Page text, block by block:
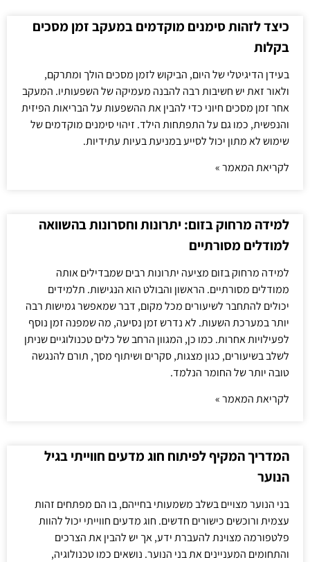
כיצד לזהות סימנים מוקדמים במעקב זמן מסכים
בקלות
בעידן הדיגיטלי של היום, הביקוש לזמן מסכים הולך ומתרקם,
ולאור זאת יש חשיבות רבה להבנה מעמיקה של השפעותיו. המעקב
אחר זמן מסכים חיוני כדי להבין את ההשפעות על הבריאות הפיזית
והנפשית, כמו גם על התפתחות הילד. זיהוי סימנים מוקדמים של
שימוש לא מתון יכול לסייע במניעת בעיות עתידיות.
לקריאת המאמר »
למידה מרחוק בזום: יתרונות וחסרונות בהשוואה
למודלים מסורתיים
למידה מרחוק בזום מציעה יתרונות רבים שמבדילים אותה
ממודלים מסורתיים. הראשון והבולט הוא הנגישות. תלמידים
יכולים להתחבר לשיעורים מכל מקום, דבר שמאפשר גמישות רבה
יותר במערכת השעות. לא נדרש זמן נסיעה, מה שמפנה זמן נוסף
לפעילויות אחרות. כמו כן, המגוון הרחב של כלים טכנולוגיים שניתן
לשלב בשיעורים, כגון מצגות, סקרים ושיתוף מסך, תורם להנגשה
טובה יותר של החומר הנלמד.
לקריאת המאמר »
המדריך המקיף לפיתוח חוג מדעים חווייתי בגיל
הנוער
בני הנוער מצויים בשלב משמעותי בחייהם, בו הם מפתחים זהות
עצמית ורוכשים כישורים חדשים. חוג מדעים חווייתי יכול להוות
פלטפורמה מצוינת להעברת ידע, אך יש להבין את הצרכים
והתחומים המעניינים את בני הנוער. נושאים כמו טכנולוגיה,